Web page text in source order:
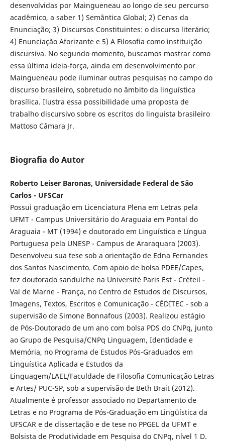
desenvolvidas por Maingueneau ao longo de seu percurso
acadêmico, a saber 1) Semântica Global; 2) Cenas da
Enunciação; 3) Discursos Constituintes: o discurso literário;
4) Enunciação Aforizante e 5) A Filosofia como instituição
discursiva. No segundo momento, buscamos mostrar como
essa última ideia-força, ainda em desenvolvimento por
Maingueneau pode iluminar outras pesquisas no campo do
discurso brasileiro, sobretudo no âmbito da linguística
brasílica. Ilustra essa possibilidade uma proposta de
trabalho discursivo sobre os escritos do linguista brasileiro
Mattoso Câmara Jr.
Biografia do Autor
Roberto Leiser Baronas, Universidade Federal de São
Carlos - UFSCar
Possui graduação em Licenciatura Plena em Letras pela
UFMT - Campus Universitário do Araguaia em Pontal do
Araguaia - MT (1994) e doutorado em Linguística e Língua
Portuguesa pela UNESP - Campus de Araraquara (2003).
Desenvolveu sua tese sob a orientação de Edna Fernandes
dos Santos Nascimento. Com apoio de bolsa PDEE/Capes,
fez doutorado sanduíche na Université Paris Est - Créteil -
Val de Marne - França, no Centro de Estudos de Discursos,
Imagens, Textos, Escritos e Comunicação - CÉDITEC - sob a
supervisão de Simone Bonnafous (2003). Realizou estágio
de Pós-Doutorado de um ano com bolsa PDS do CNPq, junto
ao Grupo de Pesquisa/CNPq Linguagem, Identidade e
Memória, no Programa de Estudos Pós-Graduados em
Linguística Aplicada e Estudos da
Linguagem/LAEL/Faculdade de Filosofia Comunicação Letras
e Artes/ PUC-SP, sob a supervisão de Beth Brait (2012).
Atualmente é professor associado no Departamento de
Letras e no Programa de Pós-Graduação em Lingüística da
UFSCAR e de dissertação e de tese no PPGEL da UFMT e
Bolsista de Produtividade em Pesquisa do CNPq, nível 1 D.